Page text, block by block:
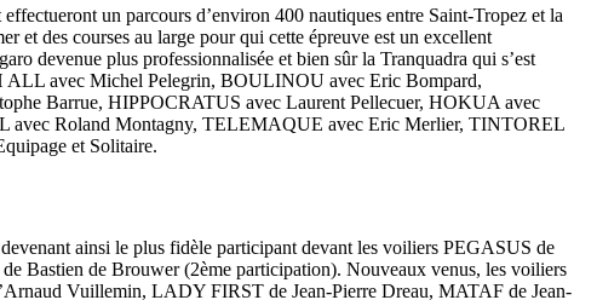
32/23,Records
un parcours d’environ 400 nautiques entre Saint-Tropez et la
des courses au large pour qui cette épreuve est un excellent
devenue plus professionnalisée et bien sûr la Tranquadra qui s’est
avec Michel Pelegrin, BOULINOU avec Eric Bompard,
Barrue, HIPPOCRATUS avec Laurent Pellecuer, HOKUA avec
avec Roland Montagny, TELEMAQUE avec Eric Merlier, TINTOREL
et Solitaire.
ainsi le plus fidèle participant devant les voiliers PEGASUS de
Bastien de Brouwer (2ème participation). Nouveaux venus, les voiliers
Vuillemin, LADY FIRST de Jean-Pierre Dreau, MATAF de Jean-